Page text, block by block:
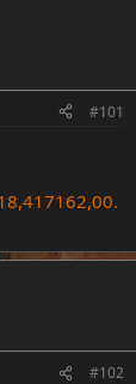
#101
#102